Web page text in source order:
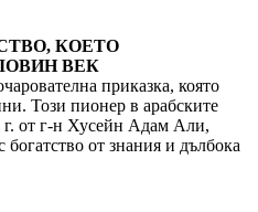
КОЕТО
ВЕК
приказка, която
Този пионер в арабските
от г-н Хусейн Адам Али,
от знания и дълбока